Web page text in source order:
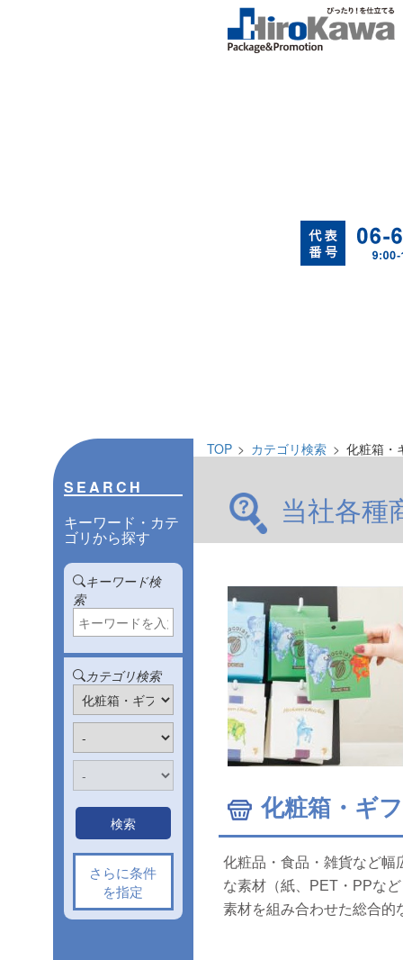
SEARCH
キーワード・カテ
ゴリから探す
キーワード検
索
カテゴリ検索
検索
さらに条件
を指定
TOP カテゴリ検索 化粧箱・
当社各種
化粧箱・ギ
化粧品・食品・雑貨など幅
な素材（紙、PET・PPな
素材を組み合わせた総合的